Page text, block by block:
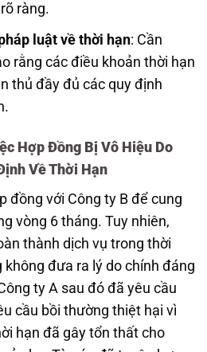
ràng.
luật về thời hạn: Cần
rằng các điều khoản thời hạn
thủ đầy đủ các quy định
Hợp Đồng Bị Vô Hiệu Do
Về Thời Hạn
đồng với Công ty B để cung
vòng 6 tháng. Tuy nhiên,
thành dịch vụ trong thời
không đưa ra lý do chính đáng
ty A sau đó đã yêu cầu
cầu bồi thường thiệt hại vì
hạn đã gây tổn thất cho